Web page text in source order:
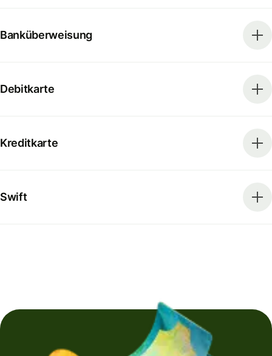
Banküberweisung
Debitkarte
Kreditkarte
Swift